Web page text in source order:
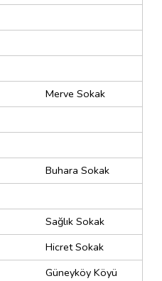
Merve Sokak
Buhara Sokak
Sağlık Sokak
Hicret Sokak
Güneyköy Köyü